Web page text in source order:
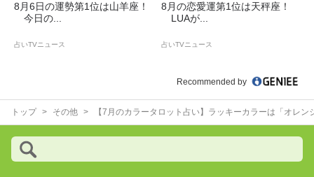
8月6日の運勢第1位は山羊座！
今日の...
占いTVニュース
8月の恋愛運第1位は天秤座！
LUAが...
占いTVニュース
Recommended by
トップ その他 【7月のカラータロット占い】ラッキーカラーは「オレ